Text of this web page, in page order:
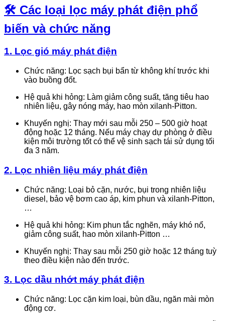
🛠 Các loại lọc máy phát điện phổ
biến và chức năng
1. Lọc gió máy phát điện
Chức năng: Lọc sạch bụi bẩn từ không khí trước khi
vào buồng đốt.
Hệ quả khi hỏng: Làm giảm công suất, tăng tiêu hao
nhiên liệu, gây nóng máy, hao mòn xilanh-Pitton.
Khuyến nghị: Thay mới sau mỗi 250 – 500 giờ hoạt
động hoặc 12 tháng. Nếu máy chạy dự phòng ở điều
kiện môi trường tốt có thể vệ sinh sạch tái sử dụng tối
đa 3 năm.
2. Lọc nhiên liệu máy phát điện
Chức năng: Loại bỏ cặn, nước, bụi trong nhiên liệu
diesel, bảo vệ bơm cao áp, kim phun và xilanh-Pitton,
…
Hệ quả khi hỏng: Kim phun tắc nghẽn, máy khó nổ,
giảm công suất, hao mòn xilanh-Pitton …
Khuyến nghị: Thay sau mỗi 250 giờ hoặc 12 tháng tuỳ
theo điều kiện nào đến trước.
3. Lọc dầu nhớt máy phát điện
Chức năng: Lọc cặn kim loại, bùn dầu, ngăn mài mòn
động cơ.